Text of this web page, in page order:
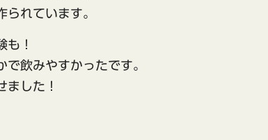
れています。
も！
飲みやすかったです。
ました！